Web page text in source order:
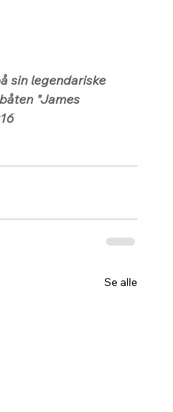
sin legendariske
"James
Se alle